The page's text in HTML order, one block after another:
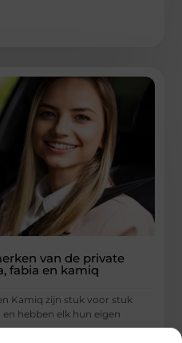
van de private
fabia en kamiq
Kamiq zijn stuk voor stuk
hebben elk hun eigen